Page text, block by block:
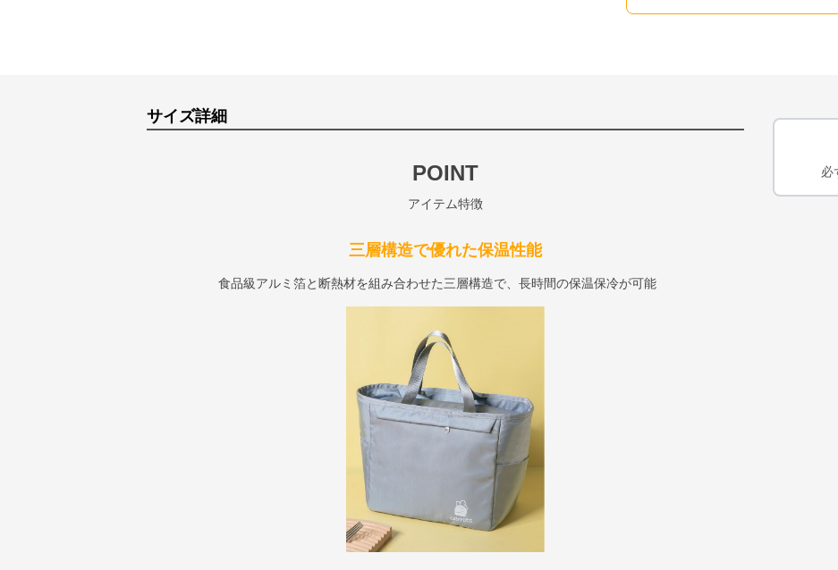
サイズ詳細
POINT
アイテム特徴
三層構造で優れた保温性能
食品級アルミ箔と断熱材を組み合わせた三層構造で、長時間の保温保冷が可能
必